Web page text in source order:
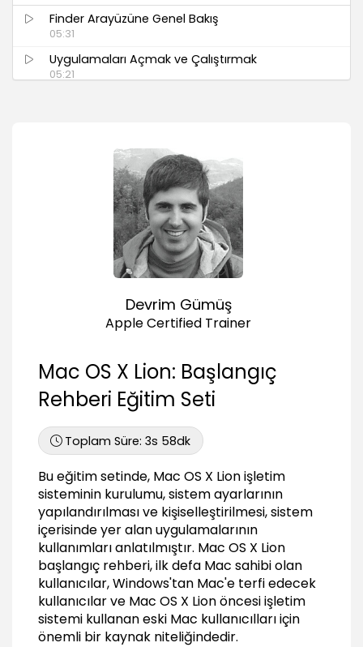
Finder Arayüzüne Genel Bakış
05:31
Uygulamaları Açmak ve Çalıştırmak
05:21
Mission Control ile Çalışma Ekranlarını
Düzenlemek
İzleme Dörtgeni ve Çoklu Dokunma Hareketleri
Fare ve Çoklu Dokunma Hareketleri
Belgeleri Kaydetmek
Uygulama Yüklemek
03:17
İşletim Sistemini Ayarlamak
Arayüz Ayarlarını Kişiselleştirmek
Finder Arayüzünü Kişiselleştirmek
04:39
Dock Ayarlarını Kişiselleştirmek
06:46
Uygulamaları Güncellemek
03:13
E-posta Hesaplarını Ayarlamak
Devrim Gümüş
Apple Certified Trainer
Mac OS X Lion: Başlangıç
Rehberi Eğitim Seti
Toplam Süre:3s 58dk
Bu eğitim setinde, Mac OS X Lion işletim
sisteminin kurulumu, sistem ayarlarının
yapılandırılması ve kişiselleştirilmesi, sistem
içerisinde yer alan uygulamalarının
kullanımları anlatılmıştır. Mac OS X Lion
başlangıç rehberi, ilk defa Mac sahibi olan
kullanıcılar, Windows'tan Mac'e terfi edecek
kullanıcılar ve Mac OS X Lion öncesi işletim
sistemi kullanan eski Mac kullanıcılları için
önemli bir kaynak niteliğindedir.